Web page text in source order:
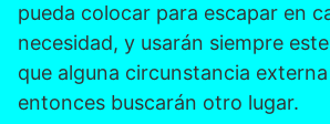
pueda colocar para escapar en
necesidad, y usarán siempre
que alguna circunstancia
entonces buscarán otro lugar.